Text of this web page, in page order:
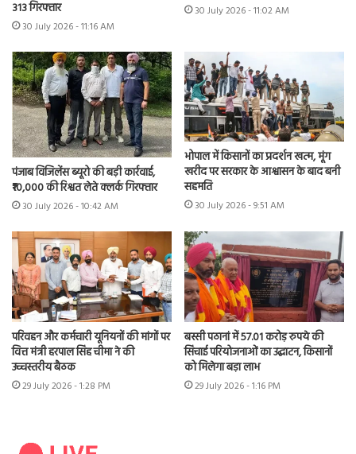
313 गिरफ्तार
30 July 2026 - 11:16 AM
30 July 2026 - 11:02 AM
पंजाब विजिलेंस ब्यूरो की बड़ी कार्रवाई,
₹10,000 की रिश्वत लेते क्लर्क गिरफ्तार
30 July 2026 - 10:42 AM
भोपाल में किसानों का प्रदर्शन खत्म, मूंग
खरीद पर सरकार के आश्वासन के बाद बनी
सहमति
30 July 2026 - 9:51 AM
परिवहन और कर्मचारी यूनियनों की मांगों पर
वित्त मंत्री हरपाल सिंह चीमा ने की
उच्चस्तरीय बैठक
29 July 2026 - 1:28 PM
बस्सी पठानां में 57.01 करोड़ रुपये की
सिंचाई परियोजनाओं का उद्घाटन, किसानों
को मिलेगा बड़ा लाभ
29 July 2026 - 1:16 PM